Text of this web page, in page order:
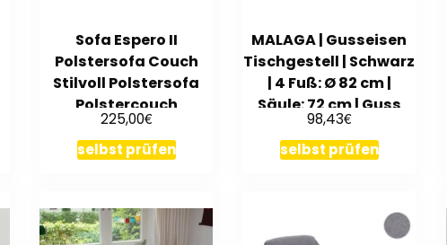
Sofa Espero II
Polstersofa Couch
Stilvoll Polstersofa
Polstercouch
Wohnzimmer
225,00€
selbst prüfen
MALAGA | Gusseisen
Tischgestell | Schwarz
| 4 Fuß: Ø 82 cm |
Säule: 72 cm | Guss
Opt
98,43€
selbst prüfen